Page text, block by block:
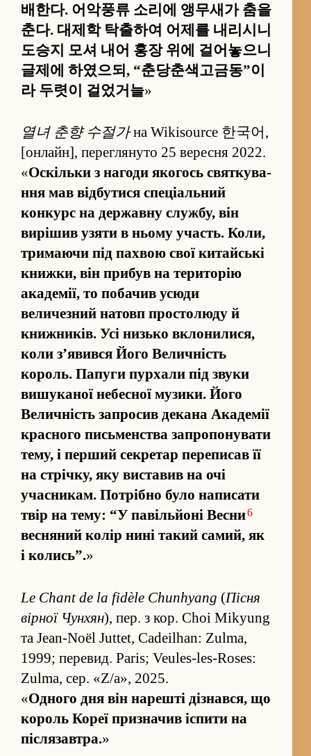
배한다. 어악풍류 소리에 앵무새가 춤을
춘다. 대제학 탁출하여 어제를 내리시니
도승지 모셔 내어 홍장 위에 걸어놓으니
글제에 하였으되, “춘당춘색고금동”이
라 두렷이 걸었거늘»
열녀 춘향 수절가на Wikisource 한국어,
[онлайн], пере­глянуто 25 вересня 2022.
«Оскільки з нагоди якогось святкува­
ння мав від­бутися спеціальний
конкурс на державну службу, він
вирішив узяти в ньому участь. Коли,
тримаючи під пахвою свої китайські
книжки, він прибув на територію
академії, то побачив усюди
величезний натовп простолюду й
книжників. Усі низько вклонилися,
коли з’явився Його Величність
король. Папуги пурхали під звуки
вишуканої небесної музики. Його
Величність за­просив декана Академії
красного письменства за­пропонувати
тему, і перший секретар пере­писав її
на стрічку, яку ви­ставив на очі
учасникам. Потрібно було написати
твір на тему: “У павіль­йоні Весни6
весняний колір нині такий самий, як
і колись”.»
Le Chant de la fidèle Chunhyang (Пісня
вірної Чунхян), пер. з кор. Choi Mikyung
та Jean-Noël Juttet, Cadeilhan: Zulma,
1999; пере­вид. Paris; Veules-les-Roses:
Zulma, сер. «Z/a», 2025.
«Одного дня він нарешті ді­знався, що
король Кореї при­значив іспити на
післязавтра.»